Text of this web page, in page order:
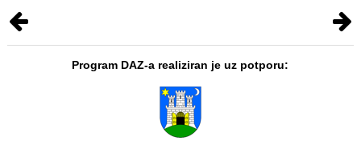
Program DAZ-a realiziran je uz potporu: